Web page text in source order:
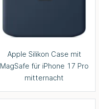
Apple Silikon Case mit
MagSafe für iPhone 17 Pro
mitternacht